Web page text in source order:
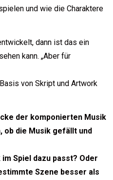
und wie die Charaktere
dann ist das ein
kann. „Aber für
von Skript und Artwork
der komponierten Musik
ob die Musik gefällt und
Spiel dazu passt? Oder
Szene besser als